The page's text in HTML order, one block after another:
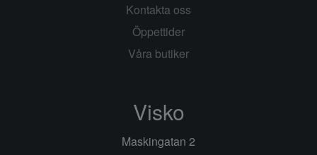
Kontakta oss
Öppettider
Våra butiker
Visko
Maskingatan 2